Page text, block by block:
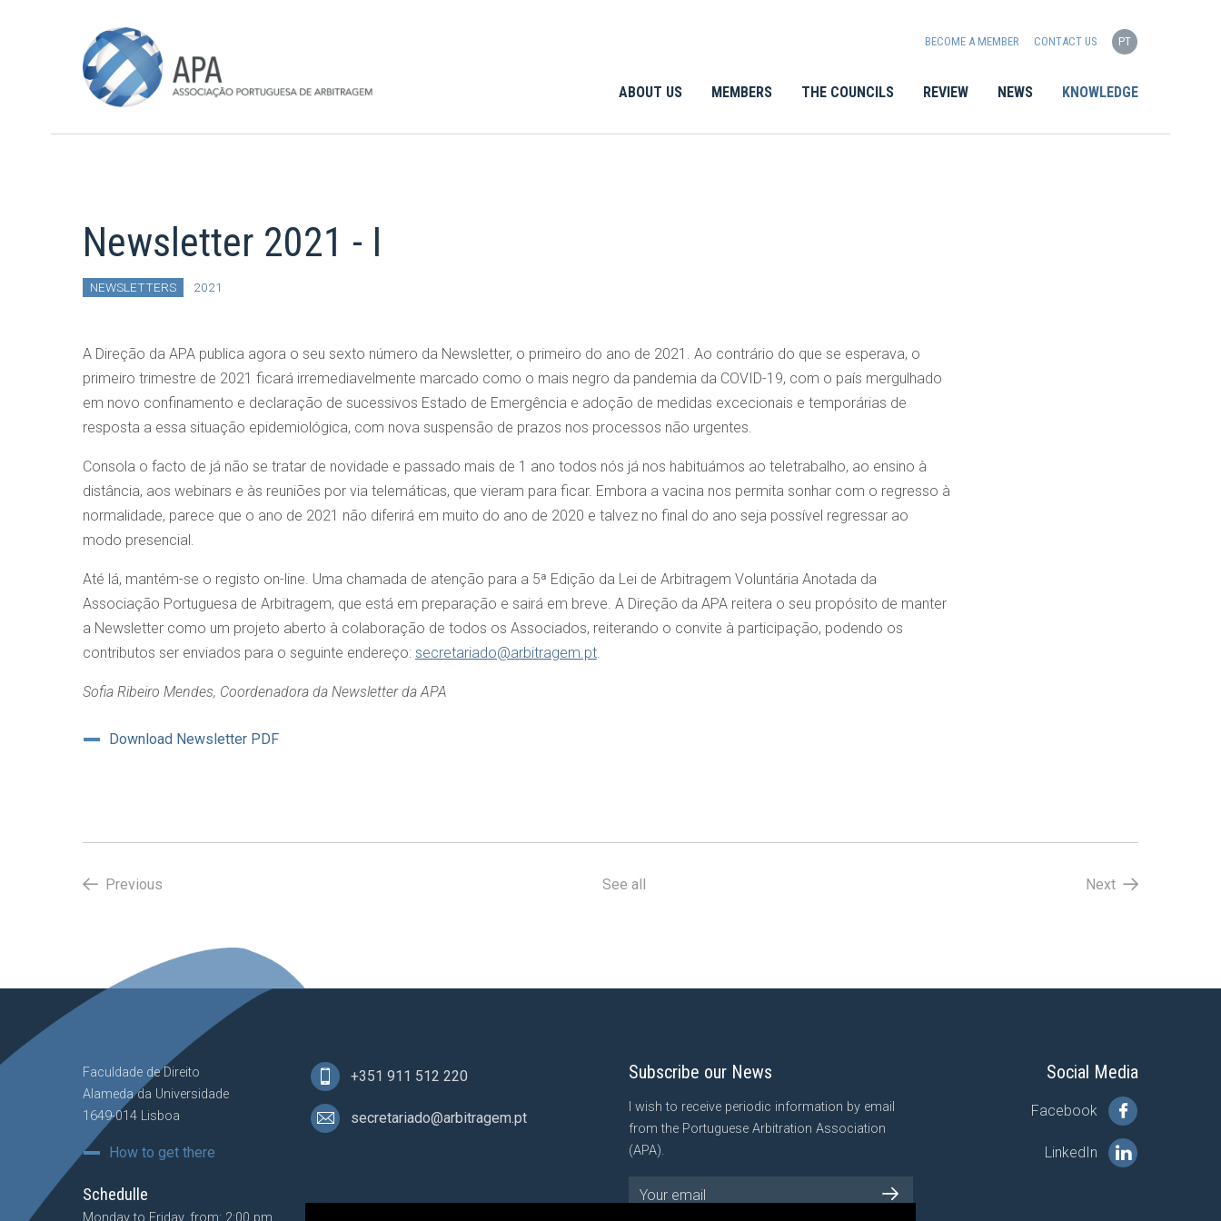
ABOUT US MEMBERS THE COUNCILS REVIEW NEWS KNOWLEDGE
BECOME A MEMBER CONTACT US PT
Newsletter 2021 - I
NEWSLETTERS 2021
A Direção da APA publica agora o seu sexto número da Newsletter, o primeiro do ano de 2021. Ao contrário do que se esperava, o
primeiro trimestre de 2021 ficará irremediavelmente marcado como o mais negro da pandemia da COVID-19, com o país mergulhado
em novo confinamento e declaração de sucessivos Estado de Emergência e adoção de medidas excecionais e temporárias de
resposta a essa situação epidemiológica, com nova suspensão de prazos nos processos não urgentes.
Consola o facto de já não se tratar de novidade e passado mais de 1 ano todos nós já nos habituámos ao teletrabalho, ao ensino à
distância, aos webinars e às reuniões por via telemáticas, que vieram para ficar. Embora a vacina nos permita sonhar com o regresso à
normalidade, parece que o ano de 2021 não diferirá em muito do ano de 2020 e talvez no final do ano seja possível regressar ao
modo presencial.
Até lá, mantém-se o registo on-line. Uma chamada de atenção para a 5ª Edição da Lei de Arbitragem Voluntária Anotada da
Associação Portuguesa de Arbitragem, que está em preparação e sairá em breve. A Direção da APA reitera o seu propósito de manter
a Newsletter como um projeto aberto à colaboração de todos os Associados, reiterando o convite à participação, podendo os
contributos ser enviados para o seguinte endereço: secretariado@arbitragem.pt.
Sofia Ribeiro Mendes, Coordenadora da Newsletter da APA
Download Newsletter PDF
Previous See all Next
Faculdade de Direito
Alameda da Universidade
1649-014 Lisboa
How to get there
Schedulle
Monday to Friday, from: 2:00 pm
+351 911 512 220
secretariado@arbitragem.pt
Social Media
Facebook
LinkedIn
Subscribe our News
I wish to receive periodic information by email
from the Portuguese Arbitration Association
(APA).